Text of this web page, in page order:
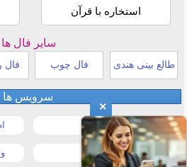
استخاره با قرآن
سایر فال ها
طالع بینی هندی فال چوب فال
سرویس ها
قیمت خودرو
قیمت طلا و سکه
×